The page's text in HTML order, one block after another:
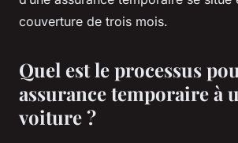
couverture de trois mois.
Quel est le processus
assurance temporaire à
voiture ?